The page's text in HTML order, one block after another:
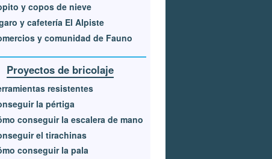
y copos de nieve
y cafetería El Alpiste
y comunidad de Fauno
Proyectos de bricolaje
resistentes
la pértiga
conseguir la escalera de mano
el tirachinas
conseguir la pala